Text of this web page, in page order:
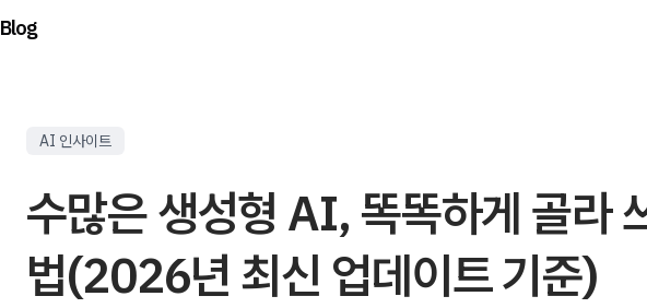
Blog
AI 인사이트
수많은 생성형 AI, 똑똑하게 골라
법(2026년 최신 업데이트 기준)